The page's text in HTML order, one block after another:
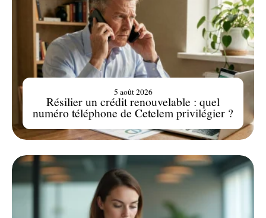
Résilier un crédit renouvelable : quel
numéro téléphone de Cetelem privilégier ?
5 août 2026